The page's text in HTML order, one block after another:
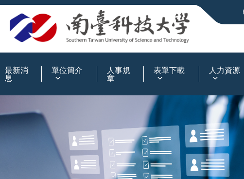
最新消
息
單位簡介 人事規
章
表單下載 人力資源